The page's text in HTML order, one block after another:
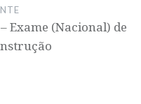
Exame (Nacional) de